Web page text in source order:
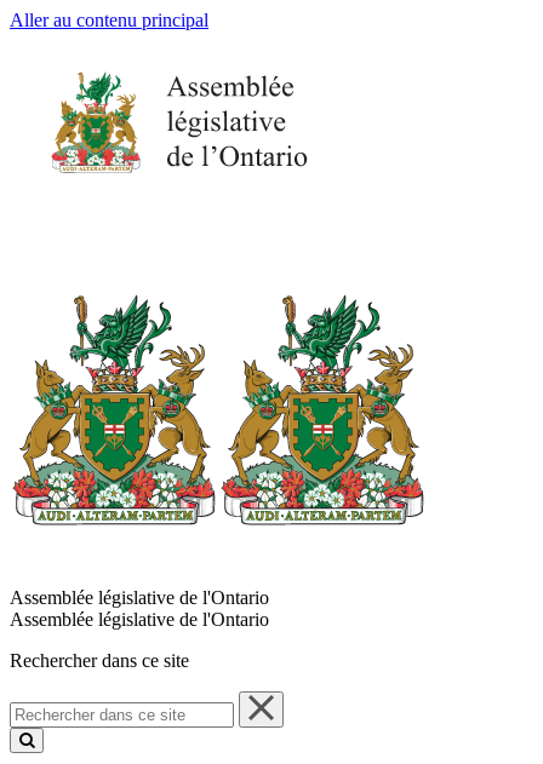
Aller au contenu principal
Assemblée législative de l'Ontario
Assemblée législative de l'Ontario
Rechercher dans ce site
Rechercher
dans
ce